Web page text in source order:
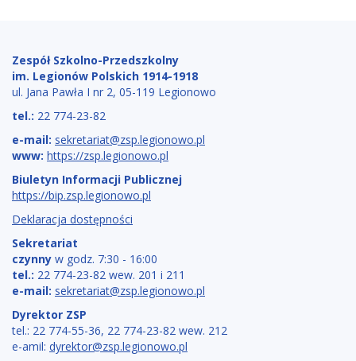
Zespół Szkolno-Przedszkolny
im. Legionów Polskich 1914-1918
ul. Jana Pawła I nr 2, 05-119 Legionowo
tel.: 22 774-23-82
e-mail: sekretariat@zsp.legionowo.pl
www: https://zsp.legionowo.pl
Biuletyn Informacji Publicznej
https://bip.zsp.legionowo.pl
Deklaracja dostępności
Sekretariat
czynny w godz. 7:30 - 16:00
tel.: 22 774-23-82 wew. 201 i 211
e-mail: sekretariat@zsp.legionowo.pl
Dyrektor ZSP
tel.: 22 774-55-36, 22 774-23-82 wew. 212
e-amil: dyrektor@zsp.legionowo.pl